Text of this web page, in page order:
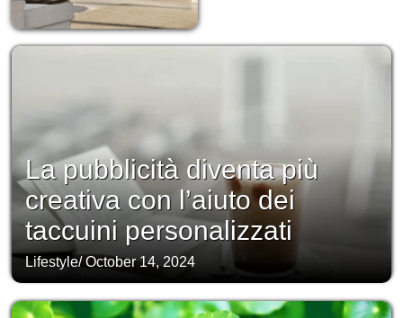
La pubblicità diventa più
creativa con l’aiuto dei
taccuini personalizzati
Lifestyle/October 14, 2024